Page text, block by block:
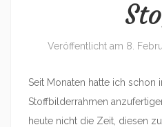
Veröffentlicht am 8.
Seit Monaten hatte ich schon
Stoffbilderrahmen
heute nicht die Zeit, diesen